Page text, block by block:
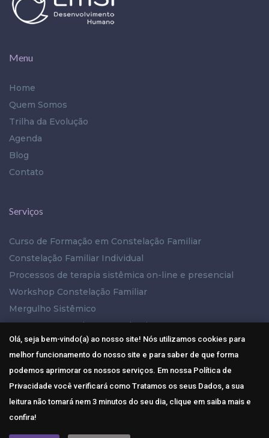
Menu
Home
Quem Somos
Trilha da Evolução
Agenda
Blog
Contato
Serviços
Curso de Formação em Constelação Familiar
Constelação Familiar Individual
Processos de terapia sistêmica on-line e presencial
Workshop Constelação Familiar
Mergulho Sistêmico
PAC – Processo de Autoconhecimento
Olá, seja bem-vindo(a) ao nosso site! Nós utilizamos cookies para
melhor funcionamento do nosso site e para saber de que forma
podemos aprimorar os nossos serviços. Em nossa Política de
Privacidade você verificará como Tratamos os seus Dados, a sua
leitura não tomará nem 3 minutos do seu dia, clique em saiba mais e
confira!